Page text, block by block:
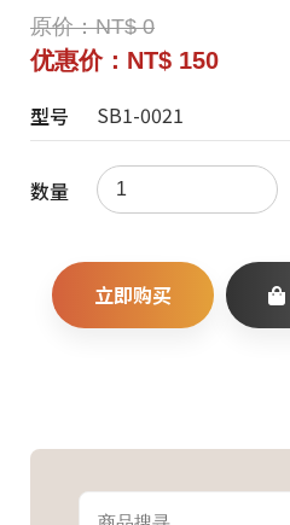
原价：NT$ 0
优惠价：NT$ 150
型号 SB1-0021
数量
立即购买